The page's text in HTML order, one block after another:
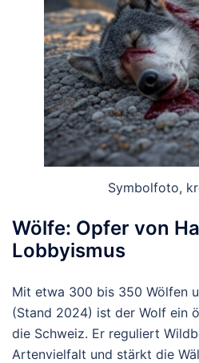
Symbolfoto,
Wölfe: Opfer von
Lobbyismus
Mit etwa 300 bis 350 Wölfen
(Stand 2024) ist der Wolf ein
die Schweiz. Er reguliert
Artenvielfalt und stärkt die